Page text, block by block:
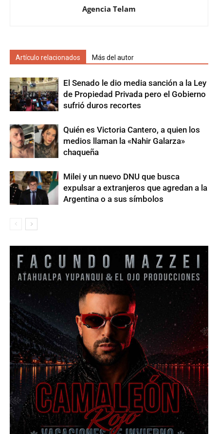
Agencia Telam
Artículo relacionados Más del autor
El Senado le dio media sanción a la Ley
de Propiedad Privada pero el Gobierno
sufrió duros recortes
Quién es Victoria Cantero, a quien los
medios llaman la «Nahir Galarza»
chaqueña
Milei y un nuevo DNU que busca
expulsar a extranjeros que agredan a la
Argentina o a sus símbolos